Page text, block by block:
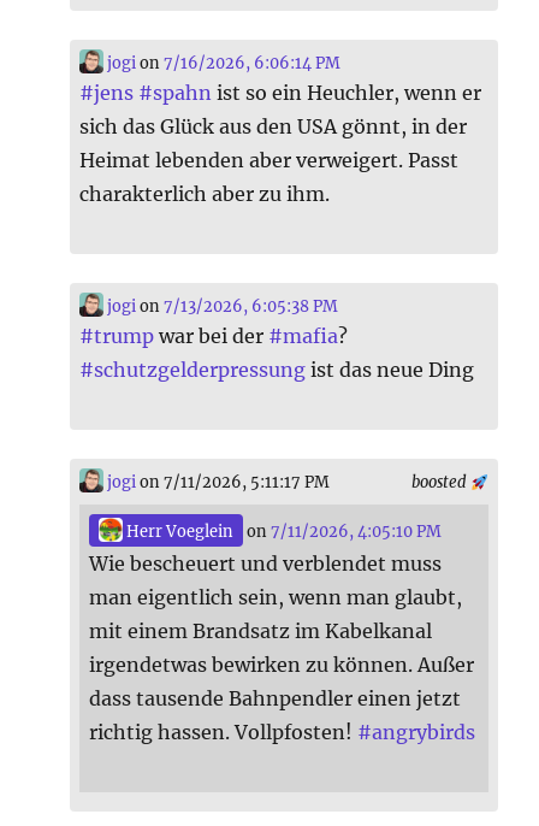
jogion7/16/2026, 6:06:14 PM
#jens #spahn ist so ein Heuchler, wenn er
sich das Glück aus den USA gönnt, in der
Heimat lebenden aber verweigert. Passt
charakterlich aber zu ihm.
jogion7/13/2026, 6:05:38 PM
#trump war bei der #mafia?
#schutzgelderpressung ist das neue Ding
boosted
jogion 7/11/2026, 5:11:17 PM
Herr Voeglein on7/11/2026, 4:05:10 PM
Wie bescheuert und verblendet muss
man eigentlich sein, wenn man glaubt,
mit einem Brandsatz im Kabelkanal
irgendetwas bewirken zu können. Außer
dass tausende Bahnpendler einen jetzt
richtig hassen. Vollpfosten! #angrybirds